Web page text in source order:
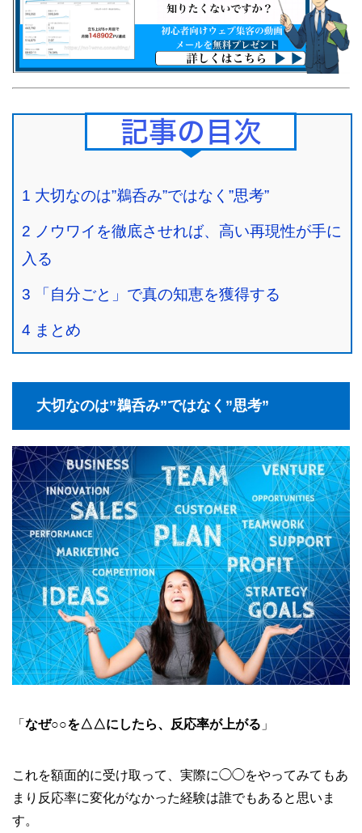
Contents
1 大切なのは”鵜呑み”ではなく”思考”
2 ノウワイを徹底させれば、高い再現性が手に
入る
3 「自分ごと」で真の知恵を獲得する
4 まとめ
大切なのは”鵜呑み”ではなく”思考”
「 なぜ○○を△△にしたら、反応率が上がる 」
これを額面的に受け取って、実際に◯◯をやってみてもあ
まり反応率に変化がなかった経験は誰でもあると思いま
す。